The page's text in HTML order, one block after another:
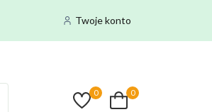
Twoje konto
0 0